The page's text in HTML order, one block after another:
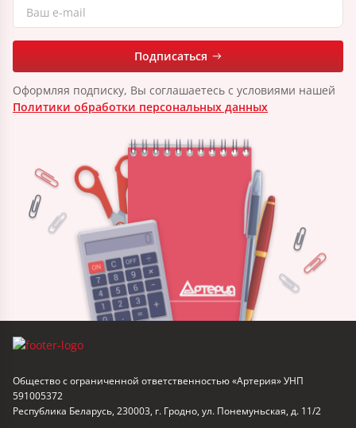
Подписаться
Оформляя подписку, Вы соглашаетесь с условиями нашей
Политики обработки персональных данных
Общество с ограниченной ответственностью «Артерия» УНП
591005372
Республика Беларусь, 230003, г. Гродно, ул. Понемуньская, д. 11/2